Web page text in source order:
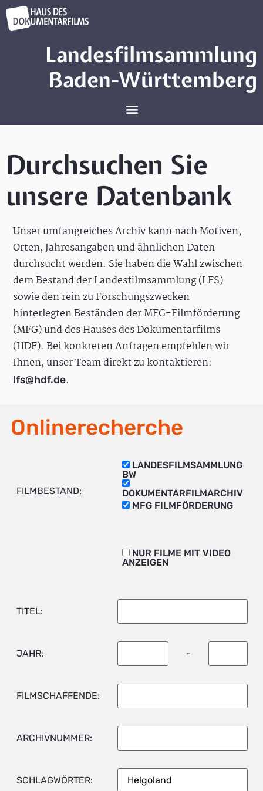
Landesfilmsammlung
Baden-Württemberg
Durchsuchen Sie
unsere Datenbank
Unser umfangreiches Archiv kann nach Motiven,
Orten, Jahresangaben und ähnlichen Daten
durchsucht werden. Sie haben die Wahl zwischen
dem Bestand der Landesfilmsammlung (LFS)
sowie den rein zu Forschungszwecken
hinterlegten Beständen der MFG-Filmförderung
(MFG) und des Hauses des Dokumentarfilms
(HDF). Bei konkreten Anfragen empfehlen wir
Ihnen, unser Team direkt zu kontaktieren:
lfs@hdf.de.
Onlinerecherche
FILMBESTAND:
LANDESFILMSAMMLUNG
BW
DOKUMENTARFILMARCHIV
MFG FILMFÖRDERUNG
NUR FILME MIT VIDEO
ANZEIGEN
TITEL:
JAHR: -
FILMSCHAFFENDE:
ARCHIVNUMMER:
SCHLAGWÖRTER: